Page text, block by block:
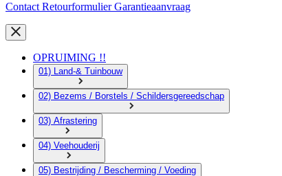
Contact RetourformulierGarantieaanvraag
OPRUIMING !!
01) Land-& Tuinbouw
02) Bezems / Borstels / Schildersgereedschap
03) Afrastering
04) Veehouderij
05) Bestrijding / Bescherming / Voeding